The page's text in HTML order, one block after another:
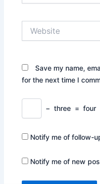
Save my name,
for the next time I
− three = four
Notify me of follow-
Notify me of new